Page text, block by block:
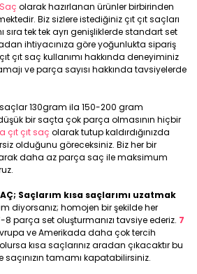
olarak hazırlanan ürünler birbirinden
Biz sizlere istediğiniz çıt çıt saçları
sıra tek tek ayrı genişliklerde standart set
ihtiyacınıza göre yoğunlukta sipariş
çıt saç kullanımı hakkında deneyiminiz
ve parça sayısı hakkında tavsiyelerde
130gram ila 150-200 gram
bir saçta çok parça olmasının hiçbir
çıt çıt saç olarak tutup kaldırdığınızda
olduğunu göreceksiniz. Biz her bir
daha az parça saç ile maksimum
Saçlarım kısa saçlarımı uzatmak
diyorsanız; homojen bir şekilde her
parça set oluşturmanızı tavsiye ederiz. 7
ve Amerikada daha çok tercih
kısa saçlarınız aradan çıkacaktır bu
tamamı kapatabilirsiniz.